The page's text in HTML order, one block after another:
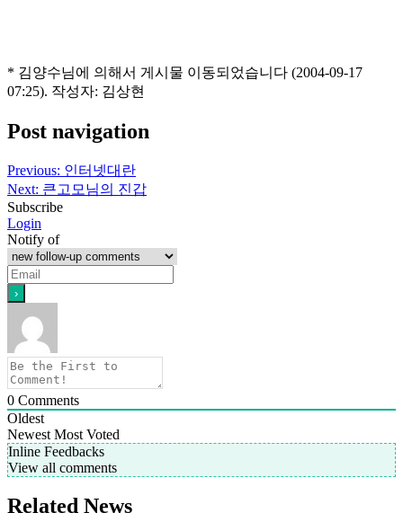
* 김양수님에 의해서 게시물 이동되었습니다 (2004-09-17
07:25). 작성자: 김상현
Post navigation
Previous: 인터넷대란
Next: 큰고모님의 진갑
Subscribe
Login
Notify of
0 Comments
Oldest
Newest Most Voted
Inline Feedbacks
View all comments
Related News